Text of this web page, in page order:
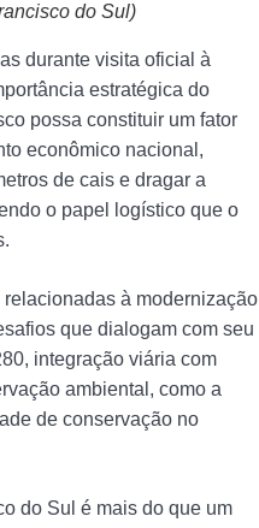
do Sul)
durante visita oficial à
estratégica do
possa constituir um fator
econômico nacional,
de cais e dragar a
o papel logístico que o
à modernização
que dialogam com seu
integração viária com
ambiental, como a
de conservação no
do Sul é mais do que um